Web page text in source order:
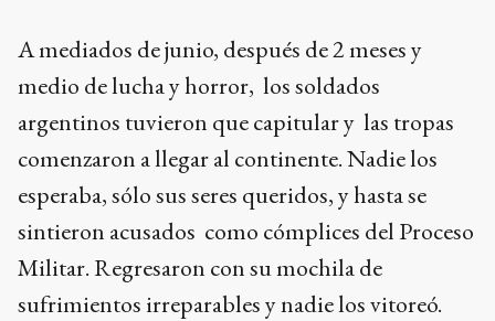
A mediados de junio, después de 2 meses y
medio de lucha y horror, los soldados
argentinos tuvieron que capitular y las tropas
comenzaron a llegar al continente. Nadie los
esperaba, sólo sus seres queridos, y hasta se
sintieron acusados como cómplices del Proceso
Militar. Regresaron con su mochila de
sufrimientos irreparables y nadie los vitoreó.